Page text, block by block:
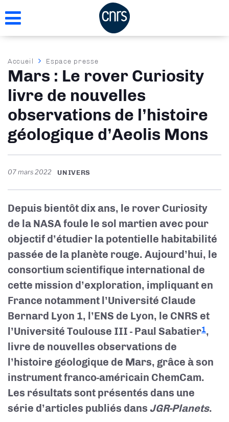
au
Fil
d'Ariane
Accueil Espace presse
Mars : Le rover Curiosity
livre de nouvelles
observations de l’histoire
géologique d’Aeolis Mons
07 mars 2022 UNIVERS
Depuis bientôt dix ans, le rover Curiosity
de la NASA foule le sol martien avec pour
objectif d’étudier la potentielle habitabilité
passée de la planète rouge. Aujourd’hui, le
consortium scientifique international de
cette mission d’exploration, impliquant en
France notamment l’Université Claude
Bernard Lyon 1, l’ENS de Lyon, le CNRS et
l’Université Toulouse III - Paul Sabatier1,
livre de nouvelles observations de
l’histoire géologique de Mars, grâce à son
instrument franco-américain ChemCam.
Les résultats sont présentés dans une
série d’articles publiés dans JGR-Planets.